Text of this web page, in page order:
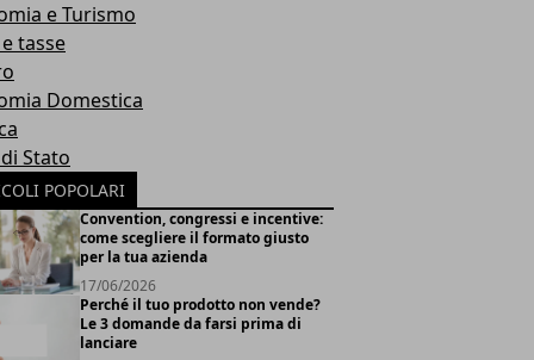
e Turismo
tasse
Domestica
Stato
POPOLARI
Convention, congressi e incentive:
come scegliere il formato giusto
per la tua azienda
17/06/2026
Perché il tuo prodotto non vende?
Le 3 domande da farsi prima di
lanciare